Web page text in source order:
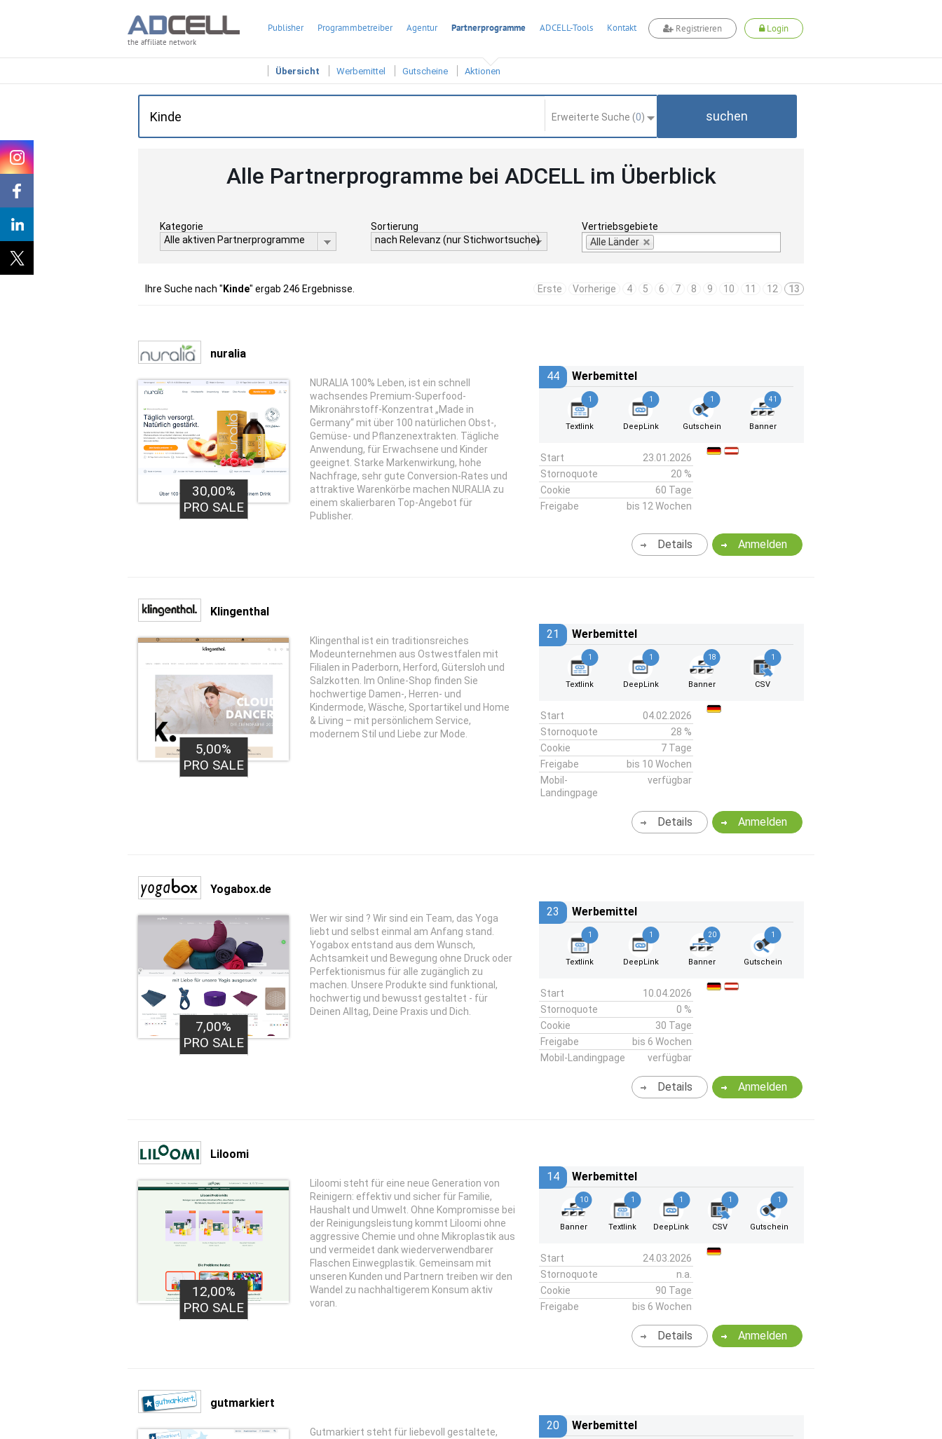
the affiliate network
Publisher Programmbetreiber Agentur Partnerprogramme ADCELL-Tools Kontakt Registrieren Login
Übersicht Werbemittel Gutscheine Aktionen
Erweiterte Suche (0) suchen
Alle Partnerprogramme bei ADCELL im Überblick
Kategorie
Alle aktiven Partnerprogramme
Sortierung
nach Relevanz (nur Stichwortsuche)
Vertriebsgebiete
Alle Länder
Ihre Suche nach " Kinde" ergab 246 Ergebnisse. Erste Vorherige 4 5 6 7 8 9 10 11 12 13
nuralia
30,00%
PRO SALE
NURALIA 100% Leben, ist ein schnell
wachsendes Premium-Superfood-
Mikronährstoff-Konzentrat „Made in
Germany“ mit über 100 natürlichen Obst-,
Gemüse- und Pflanzenextrakten. Tägliche
Anwendung, für Erwachsene und Kinder
geeignet. Starke Markenwirkung, hohe
Nachfrage, sehr gute Conversion-Rates und
attraktive Warenkörbe machen NURALIA zu
einem skalierbaren Top-Angebot für
Publisher.
44 Werbemittel
1
Textlink
1
DeepLink
1
Gutschein
41
Banner
Start
23.01.2026
Stornoquote
20 %
Cookie
60 Tage
Freigabe
bis 12 Wochen
Anmelden
Details
Klingenthal
5,00%
PRO SALE
Klingenthal ist ein traditionsreiches
Modeunternehmen aus Ostwestfalen mit
Filialen in Paderborn, Herford, Gütersloh und
Salzkotten. Im Online-Shop finden Sie
hochwertige Damen-, Herren- und
Kindermode, Wäsche, Sportartikel und Home
& Living – mit persönlichem Service,
modernem Stil und Liebe zur Mode.
21 Werbemittel
1
Textlink
1
DeepLink
18
Banner
1
CSV
Start
04.02.2026
Stornoquote
28 %
Cookie
7 Tage
Freigabe
bis 10 Wochen
Mobil-
Landingpage
verfügbar
Anmelden
Details
Yogabox.de
7,00%
PRO SALE
Wer wir sind ? Wir sind ein Team, das Yoga
liebt und selbst einmal am Anfang stand.
Yogabox entstand aus dem Wunsch,
Achtsamkeit und Bewegung ohne Druck oder
Perfektionismus für alle zugänglich zu
machen. Unsere Produkte sind funktional,
hochwertig und bewusst gestaltet - für
Deinen Alltag, Deine Praxis und Dich.
23 Werbemittel
1
Textlink
1
DeepLink
20
Banner
1
Gutschein
Start
10.04.2026
Stornoquote
0 %
Cookie
30 Tage
Freigabe
bis 6 Wochen
Mobil-Landingpage
verfügbar
Anmelden
Details
Liloomi
12,00%
PRO SALE
Liloomi steht für eine neue Generation von
Reinigern: effektiv und sicher für Familie,
Haushalt und Umwelt. Ohne Kompromisse bei
der Reinigungsleistung kommt Liloomi ohne
aggressive Chemie und ohne Mikroplastik aus
und vermeidet dank wiederverwendbarer
Flaschen Einwegplastik. Gemeinsam mit
unseren Kunden und Partnern treiben wir den
Wandel zu nachhaltigerem Konsum aktiv
voran.
14 Werbemittel
10
Banner
1
Textlink
1
DeepLink
1
CSV
1
Gutschein
Start
24.03.2026
Stornoquote
n.a.
Cookie
90 Tage
Freigabe
bis 6 Wochen
Anmelden
Details
gutmarkiert
Gutmarkiert steht für liebevoll gestaltete,
20 Werbemittel